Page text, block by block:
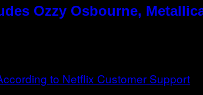
Ozzy Osbourne,